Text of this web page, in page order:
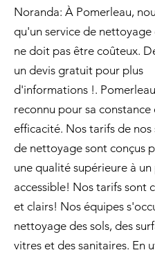
Noranda: À Pomerleau,
qu'un service de
ne doit pas être coûteux.
un devis gratuit pour plus
d'informations !.
reconnu pour sa constance
efficacité. Nos tarifs de nos
de nettoyage sont conçus
une qualité supérieure à un
accessible! Nos tarifs sont
et clairs! Nos équipes
nettoyage des sols, des
vitres et des sanitaires. En